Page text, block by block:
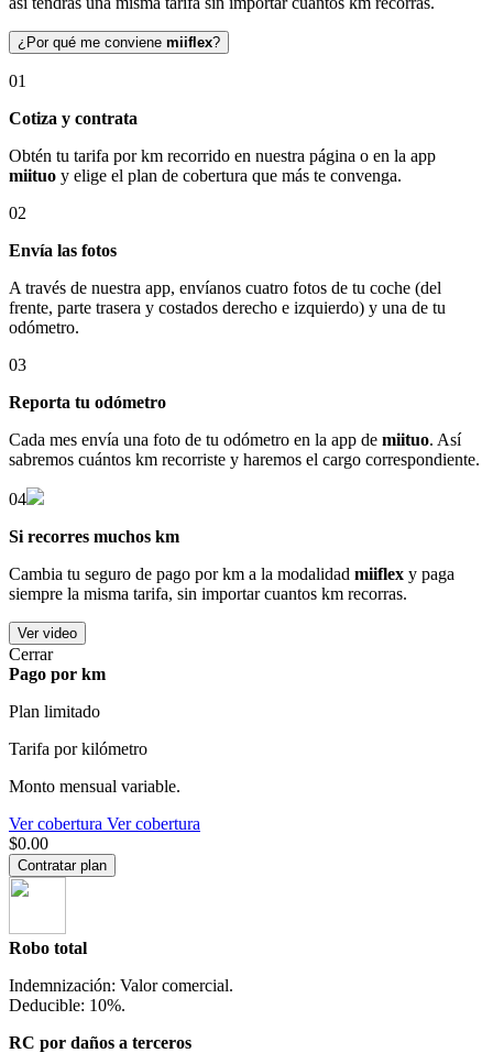
¿Por qué me conviene miiflex?
01
Cotiza y contrata
Obtén tu tarifa por km recorrido en nuestra página o en la app
miituo y elige el plan de cobertura que más te convenga.
02
Envía las fotos
A través de nuestra app, envíanos cuatro fotos de tu coche (del
frente, parte trasera y costados derecho e izquierdo) y una de tu
odómetro.
03
Reporta tu odómetro
Cada mes envía una foto de tu odómetro en la app de miituo. Así
sabremos cuántos km recorriste y haremos el cargo correspondiente.
04
Si recorres muchos km
Cambia tu seguro de pago por km a la modalidad miiflex y paga
siempre la misma tarifa, sin importar cuantos km recorras.
Ver video
Cerrar
Pago por km
Plan limitado
Tarifa por kilómetro
Monto mensual variable.
Ver cobertura Ver cobertura
$0.00
Contratar plan
Robo total
Indemnización: Valor comercial.
Deducible: 10%.
RC por daños a terceros